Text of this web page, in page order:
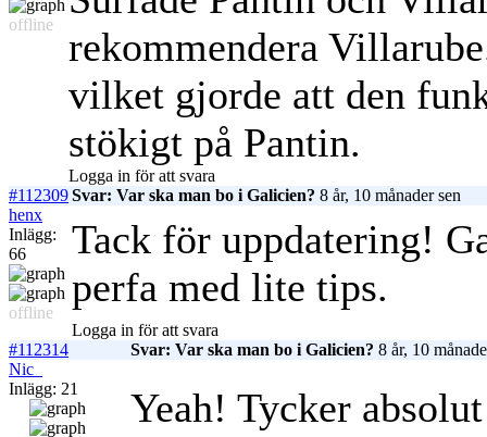
offline
rekommendera
vilket gjorde att den
stökigt på Pantin.
Logga in för att svara
#112309Svar: Var ska man bo i Galicien? 8 år, 10 månader sen
henx
Inlägg:
66
offline
Tack för uppdatering!
perfa med lite tips.
Logga in för att svara
#112314
Svar: Var ska man bo i Galicien? 8 år, 10
Nic_
Inlägg: 21
Yeah! Tycker